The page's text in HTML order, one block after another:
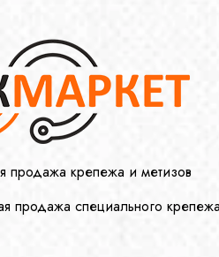
продажа крепежа и метизов
продажа специального